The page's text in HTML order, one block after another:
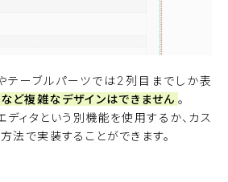
テーブルパーツでは2列目までしか表
ど複雑なデザインはできません 。
ディタという別機能を使用するか、カス
法で実装することができます。